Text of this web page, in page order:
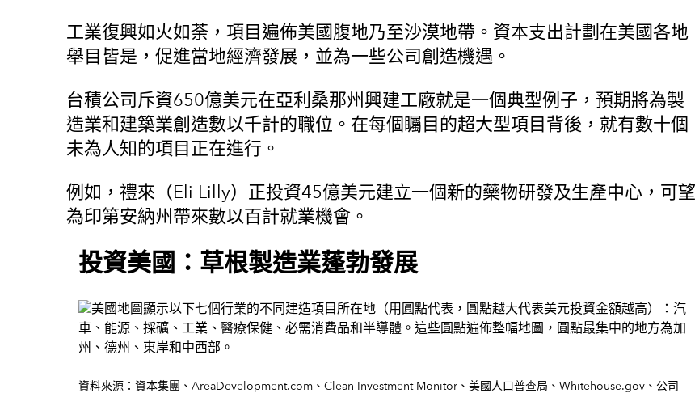
工業復興如火如荼，項目遍佈美國腹地乃至沙漠地帶。資本支出計劃在美國各地
舉目皆是，促進當地經濟發展，並為一些公司創造機遇。
台積公司斥資650億美元在亞利桑那州興建工廠就是一個典型例子，預期將為製
造業和建築業創造數以千計的職位。在每個矚目的超大型項目背後，就有數十個
未為人知的項目正在進行。
例如，禮來（Eli Lilly）正投資45億美元建立一個新的藥物研發及生產中心，可望
為印第安納州帶來數以百計就業機會。
投資美國：草根製造業蓬勃發展
資料來源：資本集團、AreaDevelopment.com、Clean Investment Monitor、美國人口普查局、Whitehouse.gov、公司